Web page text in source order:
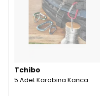
Tchibo
5 Adet Karabina Kanca